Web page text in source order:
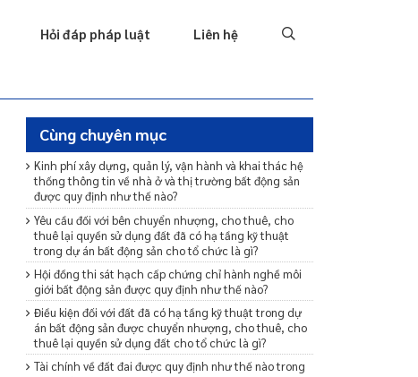
Hỏi đáp pháp luật Liên hệ Hôn nhân & Gia đình
Cùng chuyên mục
Kinh phí xây dựng, quản lý, vận hành và khai thác hệ
thống thông tin về nhà ở và thị trường bất động sản
được quy định như thế nào?
Yêu cầu đối với bên chuyển nhượng, cho thuê, cho
thuê lại quyền sử dụng đất đã có hạ tầng kỹ thuật
trong dự án bất động sản cho tổ chức là gì?
Hội đồng thi sát hạch cấp chứng chỉ hành nghề môi
giới bất động sản được quy định như thế nào?
Điều kiện đối với đất đã có hạ tầng kỹ thuật trong dự
án bất động sản được chuyển nhượng, cho thuê, cho
thuê lại quyền sử dụng đất cho tổ chức là gì?
Tài chính về đất đai được quy định như thế nào trong